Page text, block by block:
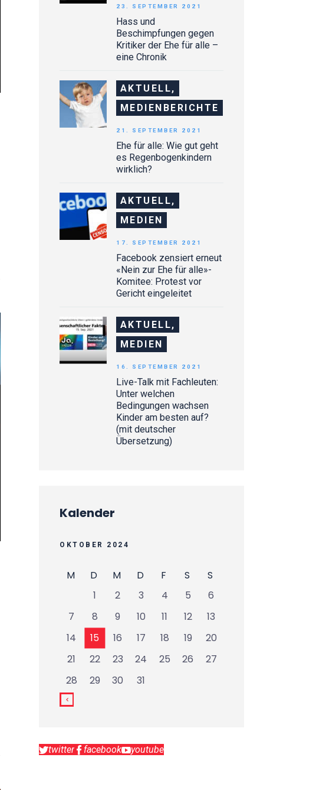
Hass und
Beschimpfungen gegen
Kritiker der Ehe für alle –
eine Chronik
23. SEPTEMBER 2021
AKTUELL,
MEDIENBERICHTE
Ehe für alle: Wie gut geht
es Regenbogenkindern
wirklich?
21. SEPTEMBER 2021
AKTUELL,
MEDIEN
Facebook zensiert erneut
«Nein zur Ehe für alle»-
Komitee: Protest vor
Gericht eingeleitet
17. SEPTEMBER 2021
AKTUELL,
MEDIEN
Live-Talk mit Fachleuten:
Unter welchen
Bedingungen wachsen
Kinder am besten auf?
(mit deutscher
Übersetzung)
16. SEPTEMBER 2021
Kalender
OKTOBER 2024
M D M D F S
S
1
2 3 4 5
6
7
8 9 10 11 12
13
14
15 16 17 18 19
20
21
22 23 24 25 26
27
28
29 30 31
twitter facebook youtube